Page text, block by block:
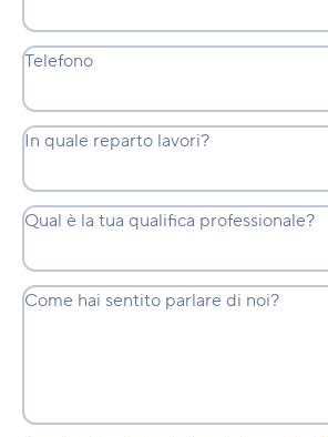
Telefono
In quale reparto lavori?
Qual è la tua qualifica professionale?
Come hai sentito parlare di noi?